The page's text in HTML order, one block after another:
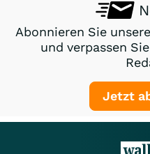
Abonnieren Sie
und verpassen
Jetzt